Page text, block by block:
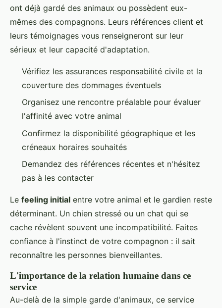
ont déjà gardé des animaux ou possèdent eux-
mêmes des compagnons. Leurs références client et
leurs témoignages vous renseigneront sur leur
sérieux et leur capacité d'adaptation.
Vérifiez les assurances responsabilité civile et la
couverture des dommages éventuels
Organisez une rencontre préalable pour évaluer
l'affinité avec votre animal
Confirmez la disponibilité géographique et les
créneaux horaires souhaités
Demandez des références récentes et n'hésitez
pas à les contacter
Le feeling initial entre votre animal et le gardien reste
déterminant. Un chien stressé ou un chat qui se
cache révèlent souvent une incompatibilité. Faites
confiance à l'instinct de votre compagnon : il sait
reconnaître les personnes bienveillantes.
L'importance de la relation humaine dans ce
service
Au-delà de la simple garde d'animaux, ce service